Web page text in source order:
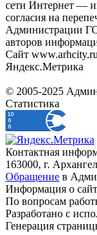
сети Интернет —
согласия на
Администрации
авторов
Сайт
Яндекс.Метрика
© 2005-2025
Статистика
Контактная
163000, г.
Обращение в
Информация о
По вопросам
Разработано с
Генерация